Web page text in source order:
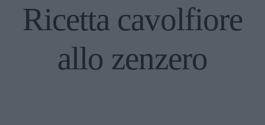
Ricetta cavolfiore
allo zenzero